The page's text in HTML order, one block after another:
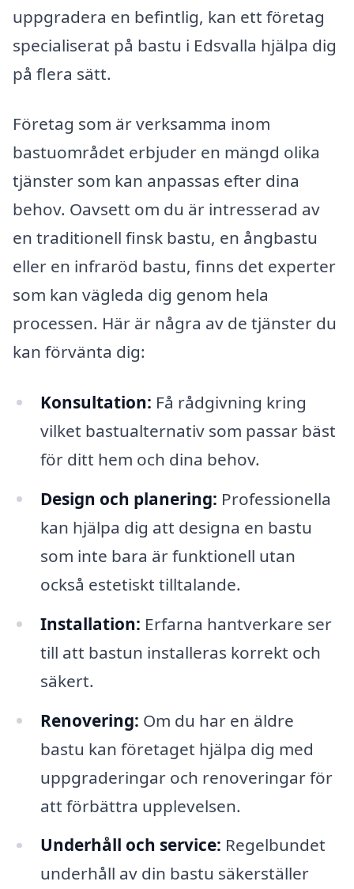
uppgradera en befintlig, kan ett företag
specialiserat på bastu i Edsvalla hjälpa dig
på flera sätt.
Företag som är verksamma inom
bastuområdet erbjuder en mängd olika
tjänster som kan anpassas efter dina
behov. Oavsett om du är intresserad av
en traditionell finsk bastu, en ångbastu
eller en infraröd bastu, finns det experter
som kan vägleda dig genom hela
processen. Här är några av de tjänster du
kan förvänta dig:
Konsultation: Få rådgivning kring
vilket bastualternativ som passar bäst
för ditt hem och dina behov.
Design och planering: Professionella
kan hjälpa dig att designa en bastu
som inte bara är funktionell utan
också estetiskt tilltalande.
Installation: Erfarna hantverkare ser
till att bastun installeras korrekt och
säkert.
Renovering: Om du har en äldre
bastu kan företaget hjälpa dig med
uppgraderingar och renoveringar för
att förbättra upplevelsen.
Underhåll och service: Regelbundet
underhåll av din bastu säkerställer